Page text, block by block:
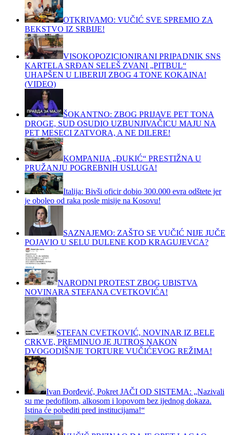
OTKRIVAMO: VUČIĆ SVE SPREMIO ZA
BEKSTVO IZ SRBIJE!
VISOKOPOZICIONIRANI PRIPADNIK SNS
KARTELA SRĐAN SELEŠ ZVANI „PITBUL“
UHAPŠEN U LIBERIJI ZBOG 4 TONE KOKAINA!
(VIDEO)
ŠOKANTNO: ZBOG PRIJAVE PET TONA
DROGE, SUD OSUDIO UZBUNJIVAČICU MAJU NA
PET MESECI ZATVORA, A NE DILERE!
KOMPANIJA „ĐUKIĆ“ PRESTIŽNA U
PRUŽANJU POGREBNIH USLUGA!
Italija: Bivši oficir dobio 300.000 evra odštete jer
je oboleo od raka posle misije na Kosovu!
SAZNAJEMO: ZAŠTO SE VUČIĆ NIJE JUČE
POJAVIO U SELU DULENE KOD KRAGUJEVCA?
NARODNI PROTEST ZBOG UBISTVA
NOVINARA STEFANA CVETKOVIĆA!
STEFAN CVETKOVIĆ, NOVINAR IZ BELE
CRKVE, PREMINUO JE JUTROS NAKON
DVOGODIŠNJE TORTURE VUČIĆEVOG REŽIMA!
Ivan Đorđević, Pokret JAČI OD SISTEMA: „Nazivali
su me pedofilom, alkosom i lopovom bez ijednog dokaza.
Istina će pobediti pred institucijama!“